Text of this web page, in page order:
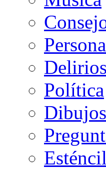
Delirios
Política
Esténcil